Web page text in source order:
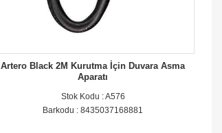
Artero Black 2M Kurutma İçin Duvara Asma
Aparatı
Stok Kodu : A576
Barkodu : 8435037168881